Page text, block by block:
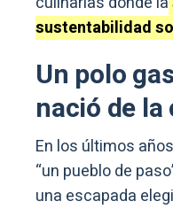
sustentabilidad
Un polo
nació de la
En los últimos
“un pueblo de
una escapada